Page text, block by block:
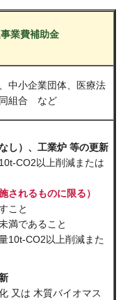
業費補助金
中小企業団体、医療法
同組合 など
）、工業炉 等の更新
CO2以上削減または
されるものに限る）
こと
あること
以上削減また
又は 木質バイオマス